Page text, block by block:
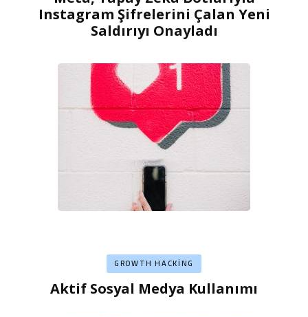
Instagram Şifrelerini Çalan Yeni
Saldırıyı Onayladı
GROWTH HACKING
Aktif Sosyal Medya Kullanımı